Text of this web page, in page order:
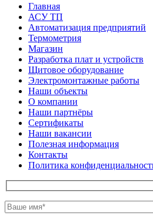
Главная
АСУ ТП
Автоматизация предприятий
Термометрия
Магазин
Разработка плат и устройств
Щитовое оборудование
Электромонтажные работы
Наши объекты
О компании
Наши партнёры
Сертификаты
Наши вакансии
Полезная информация
Контакты
Политика